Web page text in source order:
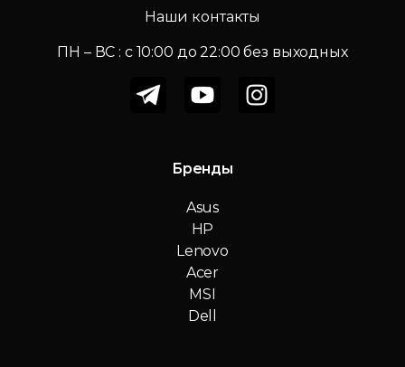
Наши контакты
ПН – ВС : c 10:00 до 22:00 без выходных
Бренды
Asus
HP
Lenovo
Acer
MSI
Dell